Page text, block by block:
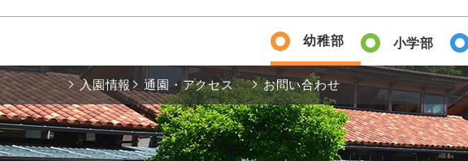
幼稚部 小学部
入園情報 通園・アクセス お問い合わせ